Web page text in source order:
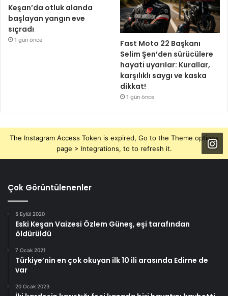
Keşan’da otluk alanda
başlayan yangın eve
sıçradı
1 gün önce
Fast Moto 22 Başkanı
Selim Şen’den sürücülere
hayati uyarılar: Kurallar,
karşılıklı saygı ve kaska
dikkat!
1 gün önce
The Instagram Access Token is expired, Go to the Theme options
page > Integrations, to to refresh it.
Çok Görüntülenenler
5 Eylül 2020
Eski Keşan Vaizesi Özlem Güneş, eşi tarafından
öldürüldü
7 Ocak 2021
Türkiye’nin en çok okuyan ilk 10 ili arasında Edirne de
var
20 Ocak 2023